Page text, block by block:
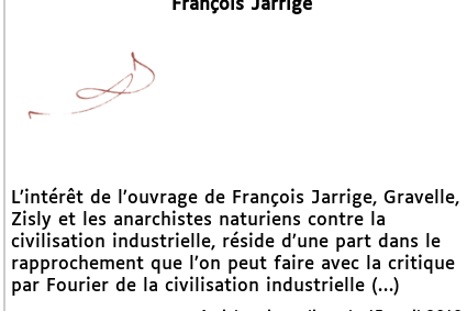
François Jarrige
L’intérêt de l’ouvrage de François Jarrige, Gravelle,
Zisly et les anarchistes naturiens contre la
civilisation industrielle, réside d’une part dans le
rapprochement que l’on peut faire avec la critique
par Fourier de la civilisation industrielle (…)